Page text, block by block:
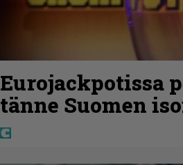
Eurojackpotissa
tänne Suomen